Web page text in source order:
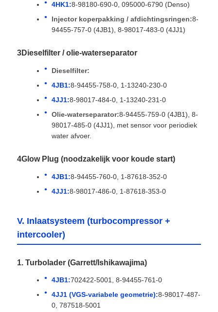
4HK1:8-98180-690-0, 095000-6790 (Denso)
Injector koperpakking / afdichtingsringen:8-
94455-757-0 (4JB1), 8-98017-483-0 (4JJ1)
3Dieselfilter / olie-waterseparator
Dieselfilter:
4JB1:8-94455-758-0, 1-13240-230-0
4JJ1:8-98017-484-0, 1-13240-231-0
Olie-waterseparator:8-94455-759-0 (4JB1), 8-
98017-485-0 (4JJ1), met sensor voor periodiek
water afvoer.
4Glow Plug (noodzakelijk voor koude start)
4JB1:8-94455-760-0, 1-87618-352-0
4JJ1:8-98017-486-0, 1-87618-353-0
V. Inlaatsysteem (turbocompressor +
intercooler)
1. Turbolader (Garrett/Ishikawajima)
4JB1:702422-5001, 8-94455-761-0
4JJ1 (VGS-variabele geometrie):8-98017-487-
0, 787518-5001